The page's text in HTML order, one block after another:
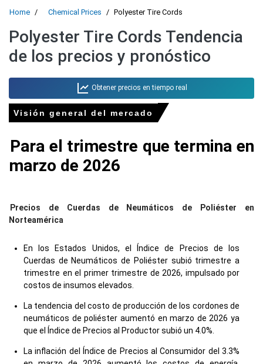
Home Chemical Prices Polyester Tire Cords
Polyester Tire Cords Tendencia
de los precios y pronóstico
Obtener precios en tiempo real
Visión general del mercado
Para el trimestre que termina en
marzo de 2026
Precios de Cuerdas de Neumáticos de Poliéster en
Norteamérica
En los Estados Unidos, el Índice de Precios de los
Cuerdas de Neumáticos de Poliéster subió trimestre a
trimestre en el primer trimestre de 2026, impulsado por
costos de insumos elevados.
La tendencia del costo de producción de los cordones de
neumáticos de poliéster aumentó en marzo de 2026 ya
que el Índice de Precios al Productor subió un 4.0%.
La inflación del Índice de Precios al Consumidor del 3.3%